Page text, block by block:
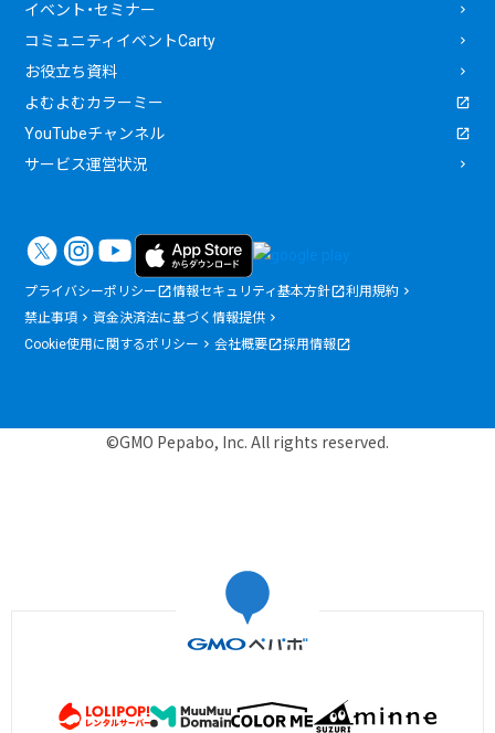
イベント・セミナー
コミュニティイベントCarty
お役立ち資料
よむよむカラーミー
YouTubeチャンネル
サービス運営状況
プライバシーポリシー 情報セキュリティ基本方針
利用規約
禁止事項
資金決済法に基づく情報提供
Cookie使用に関するポリシー
会社概要 採用情報
©GMO Pepabo, Inc. All rights reserved.